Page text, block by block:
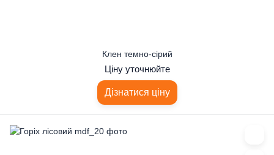
Клен темно-сірий
Ціну уточнюйте
Дізнатися ціну